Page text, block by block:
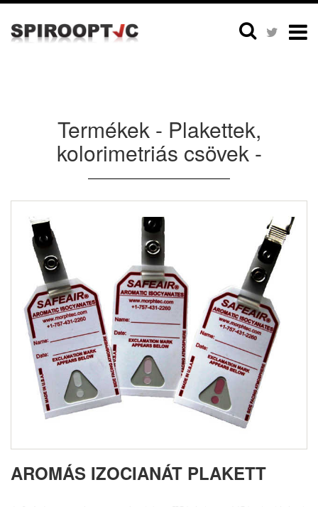
Termékek - Plakettek,
kolorimetriás csövek -
AROMÁS IZOCIANÁT PLAKETT